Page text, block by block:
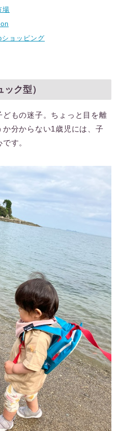
場
ショッピング
ク型）
もの迷子。ちょっと目を離
分からない1歳児には、子
す。